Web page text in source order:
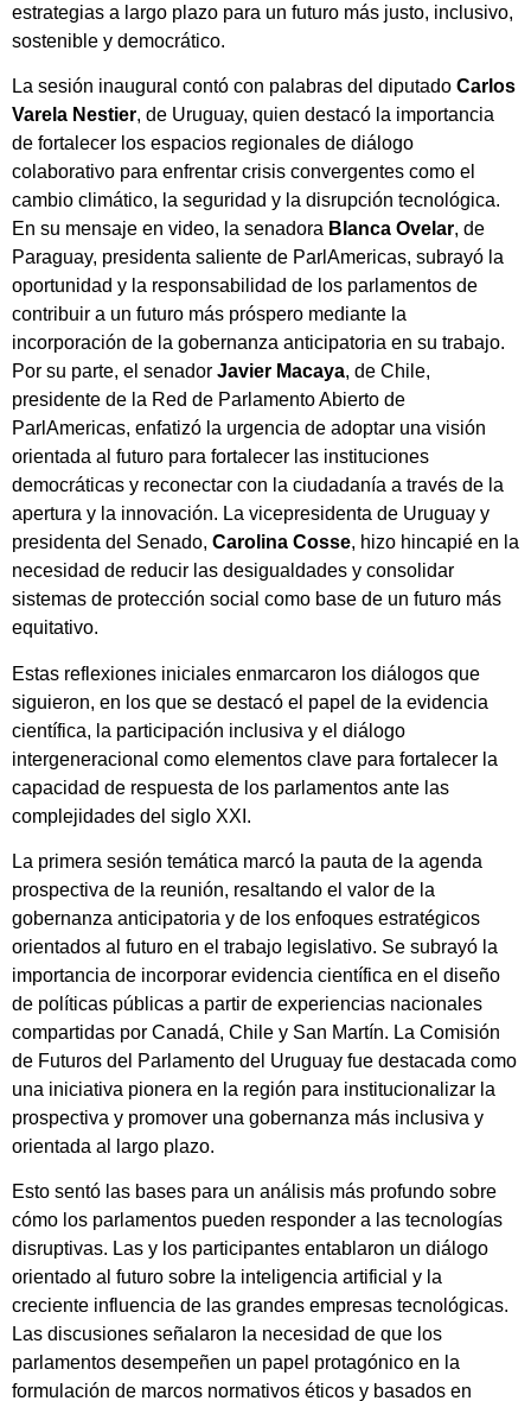
estrategias a largo plazo para un futuro más justo, inclusivo,
sostenible y democrático.
La sesión inaugural contó con palabras del diputado Carlos
Varela Nestier, de Uruguay, quien destacó la importancia
de fortalecer los espacios regionales de diálogo
colaborativo para enfrentar crisis convergentes como el
cambio climático, la seguridad y la disrupción tecnológica.
En su mensaje en video, la senadora Blanca Ovelar, de
Paraguay, presidenta saliente de ParlAmericas, subrayó la
oportunidad y la responsabilidad de los parlamentos de
contribuir a un futuro más próspero mediante la
incorporación de la gobernanza anticipatoria en su trabajo.
Por su parte, el senador Javier Macaya, de Chile,
presidente de la Red de Parlamento Abierto de
ParlAmericas, enfatizó la urgencia de adoptar una visión
orientada al futuro para fortalecer las instituciones
democráticas y reconectar con la ciudadanía a través de la
apertura y la innovación. La vicepresidenta de Uruguay y
presidenta del Senado, Carolina Cosse, hizo hincapié en la
necesidad de reducir las desigualdades y consolidar
sistemas de protección social como base de un futuro más
equitativo.
Estas reflexiones iniciales enmarcaron los diálogos que
siguieron, en los que se destacó el papel de la evidencia
científica, la participación inclusiva y el diálogo
intergeneracional como elementos clave para fortalecer la
capacidad de respuesta de los parlamentos ante las
complejidades del siglo XXI.
La primera sesión temática marcó la pauta de la agenda
prospectiva de la reunión, resaltando el valor de la
gobernanza anticipatoria y de los enfoques estratégicos
orientados al futuro en el trabajo legislativo. Se subrayó la
importancia de incorporar evidencia científica en el diseño
de políticas públicas a partir de experiencias nacionales
compartidas por Canadá, Chile y San Martín. La Comisión
de Futuros del Parlamento del Uruguay fue destacada como
una iniciativa pionera en la región para institucionalizar la
prospectiva y promover una gobernanza más inclusiva y
orientada al largo plazo.
Esto sentó las bases para un análisis más profundo sobre
cómo los parlamentos pueden responder a las tecnologías
disruptivas. Las y los participantes entablaron un diálogo
orientado al futuro sobre la inteligencia artificial y la
creciente influencia de las grandes empresas tecnológicas.
Las discusiones señalaron la necesidad de que los
parlamentos desempeñen un papel protagónico en la
formulación de marcos normativos éticos y basados en